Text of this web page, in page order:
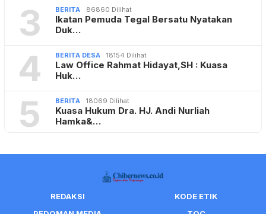
3 BERITA 86860 Dilihat
Ikatan Pemuda Tegal Bersatu Nyatakan
Duk…
4 BERITA DESA 18154 Dilihat
Law Office Rahmat Hidayat,SH : Kuasa
Huk…
5 BERITA 18069 Dilihat
Kuasa Hukum Dra. HJ. Andi Nurliah
Hamka&…
REDAKSI
KODE ETIK